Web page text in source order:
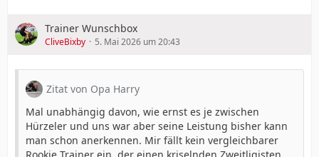
Trainer Wunschbox
CliveBixby 5. Mai 2026 um 20:43
Zitat von Opa Harry
Mal unabhängig davon, wie ernst es je zwischen
Hürzeler und uns war aber seine Leistung bisher kann
man schon anerkennen. Mir fällt kein vergleichbarer